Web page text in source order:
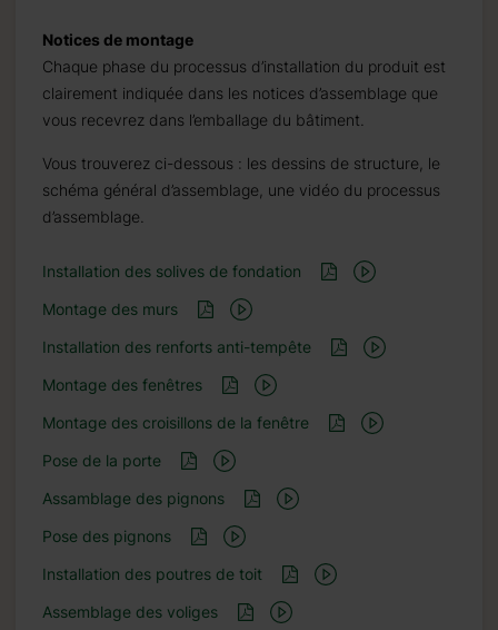
Notices de montage
Chaque phase du processus d’installation du produit est
clairement indiquée dans les notices d’assemblage que
vous recevrez dans l’emballage du bâtiment.
Vous trouverez ci-dessous : les dessins de structure, le
schéma général d’assemblage, une vidéo du processus
d’assemblage.
Installation des solives de fondation
Montage des murs
Installation des renforts anti-tempête
Montage des fenêtres
Montage des croisillons de la fenêtre
Pose de la porte
Assamblage des pignons
Pose des pignons
Installation des poutres de toit
Assemblage des voliges